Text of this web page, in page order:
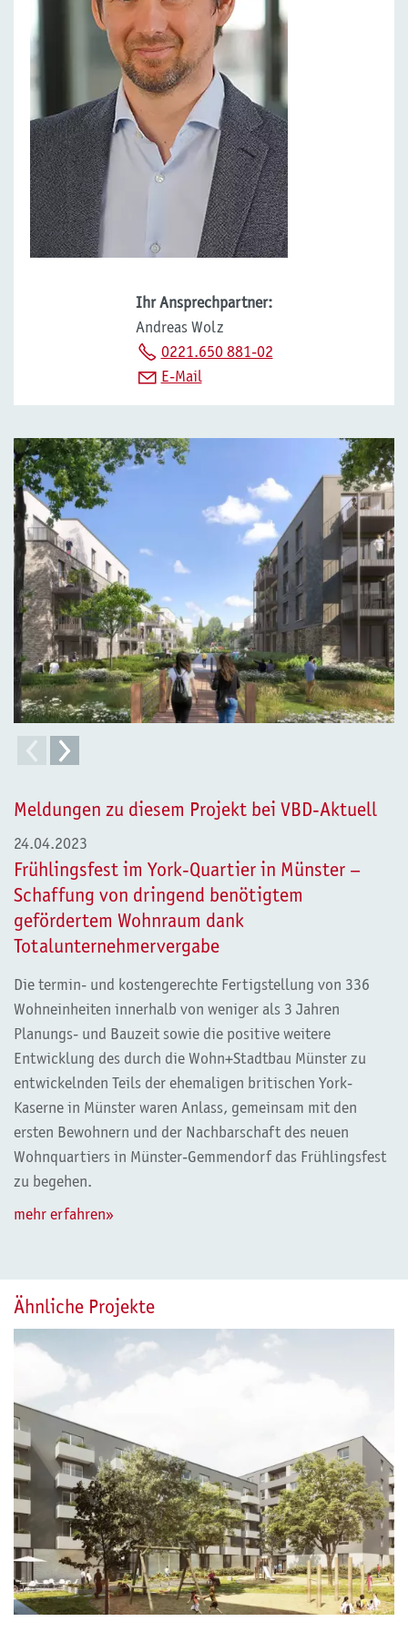
Ihr Ansprechpartner:
Andreas Wolz
0221.650 881-02
E-Mail
Im ersten Bauabschnitt entstehen auf dem
ehemaligen York-Kasernen-Gelände in
Meldungen zu diesem Projekt bei VBD-Aktuell
24.04.2023
Frühlingsfest im York-Quartier in Münster –
Schaffung von dringend benötigtem
gefördertem Wohnraum dank
Totalunternehmervergabe
Die termin- und kostengerechte Fertigstellung von 336
Wohneinheiten innerhalb von weniger als 3 Jahren
Planungs- und Bauzeit sowie die positive weitere
Entwicklung des durch die Wohn+Stadtbau Münster zu
entwickelnden Teils der ehemaligen britischen York-
Kaserne in Münster waren Anlass, gemeinsam mit den
ersten Bewohnern und der Nachbarschaft des neuen
Wohnquartiers in Münster-Gemmendorf das Frühlingsfest
zu begehen.
mehr erfahren»
Ähnliche Projekte